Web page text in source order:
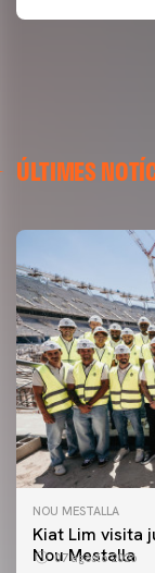
ÚLTIMES
NOU MESTALLA
Kiat Lim visita
Nou Mestalla
07 agosto 2026